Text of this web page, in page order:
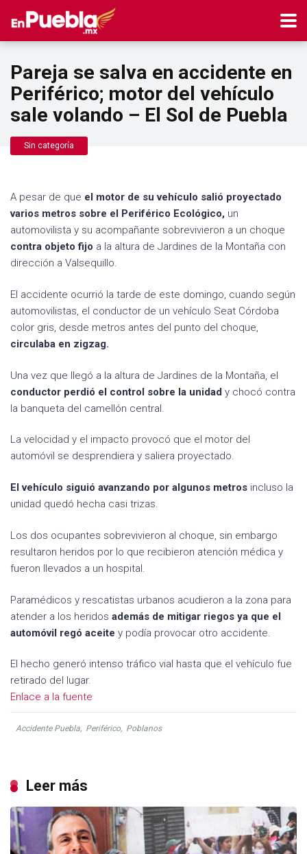
Pareja se salva en accidente en
Periférico; motor del vehículo
sale volando – El Sol de Puebla
Sin categoría
A pesar de que el motor de su vehículo salió proyectado
varios metros sobre el Periférico Ecológico, un
automovilista y su acompañante sobrevivieron a un choque
contra objeto fijo a la altura de Jardines de la Montaña con
dirección a Valsequillo.
El accidente ocurrió la tarde de este domingo, cuando según
automovilistas, el conductor de un vehículo Seat Córdoba
color gris, desde metros antes del punto del choque,
circulaba en zigzag.
Una vez que llegó a la altura de Jardines de la Montaña, el
conductor perdió el control sobre la unidad y chocó contra
la banqueta del camellón central.
La velocidad y el impacto provocó que el motor del
automóvil se desprendiera y saliera proyectado.
El vehículo siguió avanzando por algunos metros incluso la
unidad quedó hecha casi trizas.
Los dos ocupantes sobrevivieron al choque, sin embargo
resultaron heridos por lo que recibieron atención médica y
fueron llevados a un hospital.
Paramédicos y rescatistas urbanos acudieron a la zona para
atender a los heridos además de mitigar riegos ya que el
automóvil regó aceite y podía provocar otro accidente.
El hecho generó intenso tráfico vial hasta que el vehículo fue
retirado del lugar.
Enlace a la fuente
Accidente Puebla, Periférico, Poblanos
Leer más